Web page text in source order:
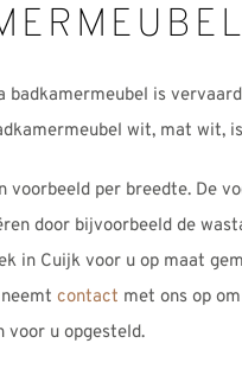
badkamermeubel is
wit, mat wit,
voorbeeld per breedte. De
door bijvoorbeeld de
in Cuijk voor u op maat
contact met ons op
voor u opgesteld.